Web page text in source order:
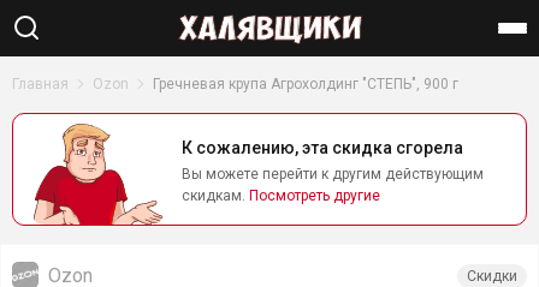
Найти
Главная Ozon Гречневая крупа Агрохолдинг "СТЕПЬ", 900 г
К сожалению, эта скидка сгорела
Вы можете перейти к другим действующим
скидкам. Посмотреть другие
Ozon Скидки